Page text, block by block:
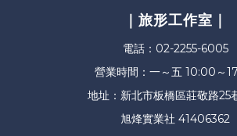
｜旅形工作室｜
電話：02-2255-6005
營業時間：一～五 10:00～
地址：新北市板橋區莊敬路25
旭烽實業社 41406362